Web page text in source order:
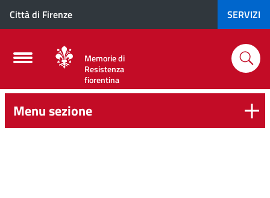
Città di Firenze SERVIZI
Memorie di
Resistenza
fiorentina
Menu sezione